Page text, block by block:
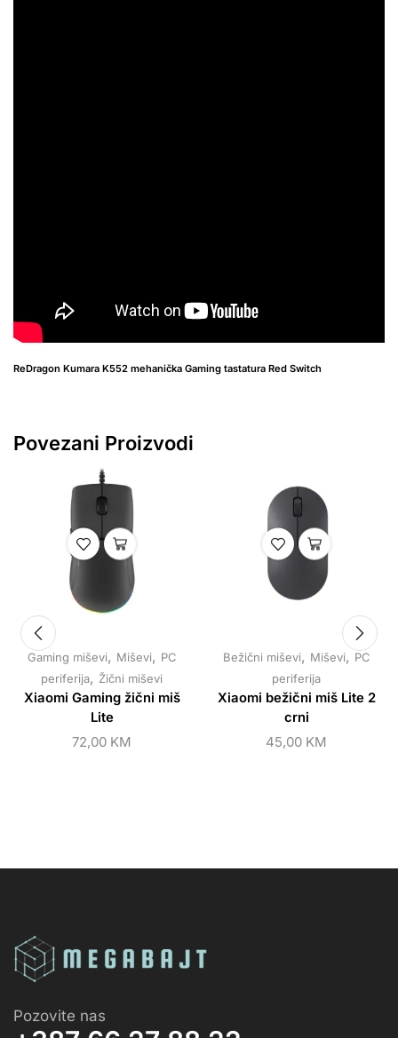
ReDragon Kumara K552 mehanička Gaming tastatura Red Switch
Povezani Proizvodi
Gaming miševi, Miševi, PC
periferija, Žični miševi
Xiaomi Gaming žični miš
Lite
72,00 KM
Bežični miševi, Miševi, PC
periferija
Xiaomi bežični miš Lite 2
crni
45,00 KM
Pozovite nas